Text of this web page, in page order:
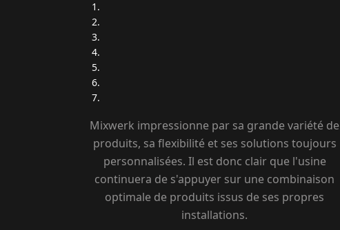
Mixwerk impressionne par sa grande variété de
produits, sa flexibilité et ses solutions toujours
personnalisées. Il est donc clair que l'usine
continuera de s'appuyer sur une combinaison
optimale de produits issus de ses propres
installations.